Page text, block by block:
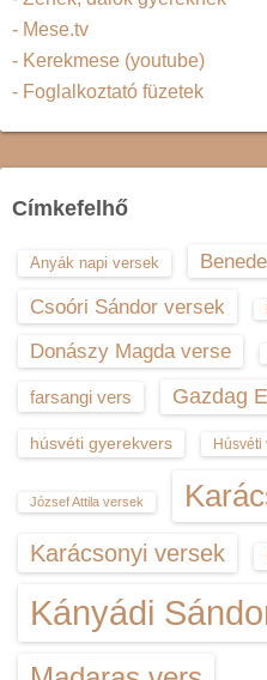
- Mese.tv
- Kerekmese (youtube)
- Foglalkoztató füzetek
Címkefelhő
Anyák napi versek
Csoóri Sándor versek
Donászy Magda verse
farsangi vers Gazdag
húsvéti gyerekvers Húsvéti
József Attila versek
Karácsonyi versek
Kányádi